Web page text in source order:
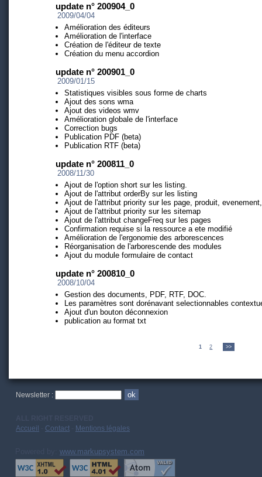
update n° 200904_0
2009/04/04
Amélioration des éditeurs
Amélioration de l'interface
Création de l'éditeur de texte
Création du menu accordion
update n° 200901_0
2009/01/15
Statistiques visibles sous forme de charts
Ajout des sons wma
Ajout des videos wmv
Amélioration globale de l'interface
Correction bugs
Publication PDF (beta)
Publication RTF (beta)
update n° 200811_0
2008/11/30
Ajout de l'option short sur les listing.
Ajout de l'attribut orderBy sur les listing
Ajout de l'attribut priority sur les page, produit,
Ajout de l'attribut priority sur les sitemap
Ajout de l'attribut changeFreq sur les pages
Confirmation requise si la ressource a ete modifié
Amélioration de l'ergonomie des arborescences
Réorganisation de l'arborescende des modules
Ajout du module formulaire de contact
update n° 200810_0
2008/10/04
Gestion des documents, PDF, RTF, DOC.
Les paramètres sont dorénavant selectionnables
Ajout d'un bouton déconnexion
publication au format txt
1 2 >>
Newsletter :
Accueil
Contact Mentions légales
www.markupsystem.com